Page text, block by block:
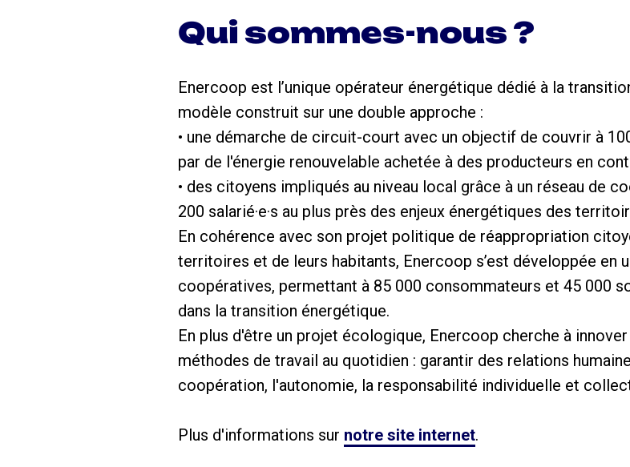
Qui sommes-nous ?
Enercoop est l’unique opérateur énergétique dédié à la
modèle construit sur une double approche :
• une démarche de circuit-court avec un objectif de couvrir à
par de l'énergie renouvelable achetée à des producteurs en
• des citoyens impliqués au niveau local grâce à un réseau de
200 salarié·e·s au plus près des enjeux énergétiques des
En cohérence avec son projet politique de réappropriation
territoires et de leurs habitants, Enercoop s’est développée en
coopératives, permettant à 85 000 consommateurs et 45 000
dans la transition énergétique.
En plus d'être un projet écologique, Enercoop cherche à
méthodes de travail au quotidien : garantir des relations
coopération, l'autonomie, la responsabilité individuelle et
Plus d'informations sur notre site internet.